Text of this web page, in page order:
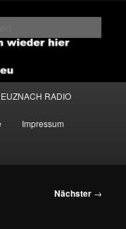
RADIO
Impressum
Nächster →